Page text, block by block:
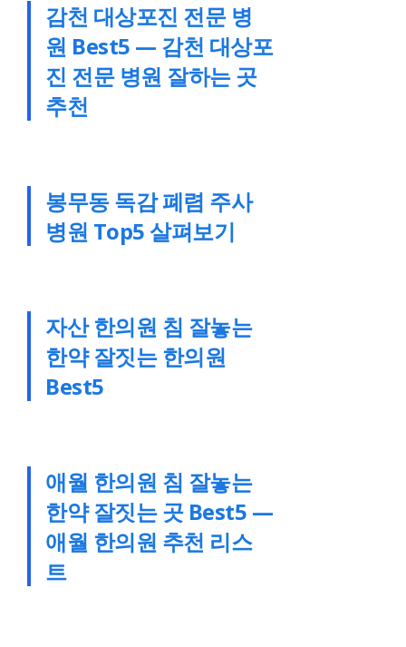
감천 대상포진 전문 병
원 Best5 — 감천 대상포
진 전문 병원 잘하는 곳
추천
봉무동 독감 폐렴 주사
병원 Top5 살펴보기
자산 한의원 침 잘놓는
한약 잘짓는 한의원
Best5
애월 한의원 침 잘놓는
한약 잘짓는 곳 Best5 —
애월 한의원 추천 리스
트